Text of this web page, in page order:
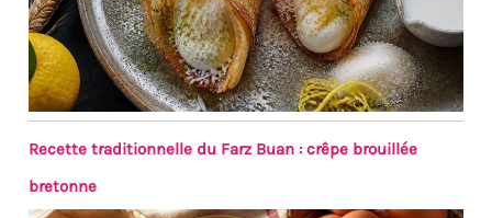
Recette traditionnelle du Farz Buan : crêpe brouillée
bretonne